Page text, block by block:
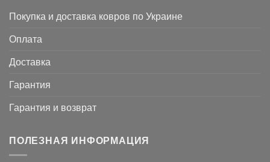
Покупка и доставка ковров по Украине
Оплата
Доставка
Гарантия
Гарантия и возврат
ПОЛЕЗНАЯ ИНФОРМАЦИЯ